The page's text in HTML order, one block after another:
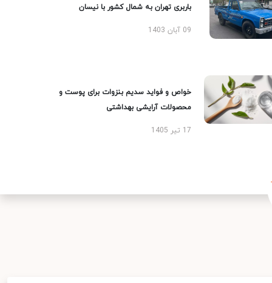
باربری تهران به شمال کشور با نیسان
09 آبان 1403
خواص و فواید سدیم بنزوات برای پوست و
محصولات آرایشی بهداشتی
17 تیر 1405